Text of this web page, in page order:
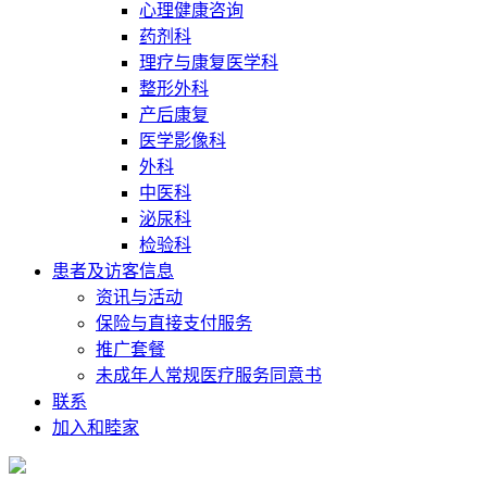
心理健康咨询
药剂科
理疗与康复医学科
整形外科
产后康复
医学影像科
外科
中医科
泌尿科
检验科
患者及访客信息
资讯与活动
保险与直接支付服务
推广套餐
未成年人常规医疗服务同意书
联系
加入和睦家